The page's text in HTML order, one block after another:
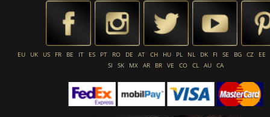
EU UK US FR BE IT ES PT RO DE AT CH HU PL NL DK FI SE BG CZ
EE
SI
SK MX AR BR VE CO CL AU CA